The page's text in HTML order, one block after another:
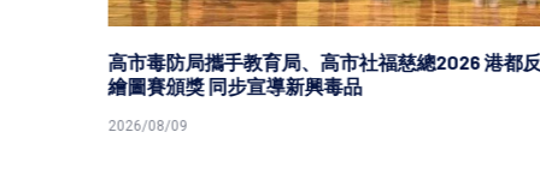
高市毒防局攜手教育局、高市社福慈總2026 港都反毒盃
繪圖賽頒獎 同步宣導新興毒品